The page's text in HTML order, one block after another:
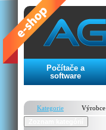
Počítače a
software
Kategorie
Výrobce